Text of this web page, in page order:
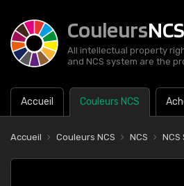
CouleursNCS
All intellectual property
and NCS system are the
Accueil Couleurs NCS
Accueil Couleurs NCS NCS NCS